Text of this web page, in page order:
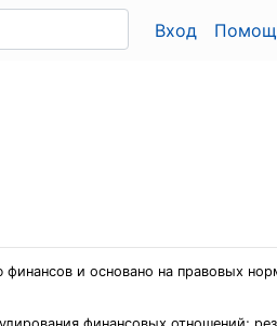
Вход
и основано на правовых